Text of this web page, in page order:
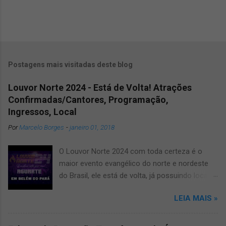
Postagens mais visitadas deste blog
Louvor Norte 2024 - Está de Volta! Atrações
Confirmadas/Cantores, Programação,
Ingressos, Local
PorMarcelo Borges -janeiro 01, 2018
O Louvor Norte 2024 com toda certeza é o
maior evento evangélico do norte e nordeste
do Brasil, ele está de volta, já possuindo local
novíssimo estádio Mangueirão. Informamos
festivais de musicas evangélicas teve que dar
LEIA MAIS »